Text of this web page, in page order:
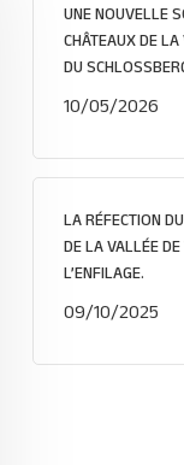
UNE NOUVELLE
CHÂTEAUX DE
DU
10/05/2026
LA RÉFECTION
DE LA VALLÉE
L’ENFILAGE.
09/10/2025